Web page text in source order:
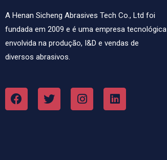
A Henan Sicheng Abrasives Tech Co., Ltd foi
fundada em 2009 e é uma empresa tecnológica
envolvida na produção, I&D e vendas de
diversos abrasivos.